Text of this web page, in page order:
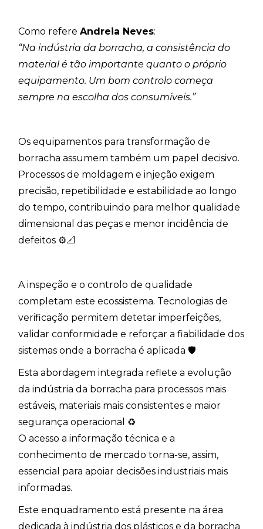
Como refereAndreia Neves:
“Na indústria da borracha, a consistência do
material é tão importante quanto o próprio
equipamento. Um bom controlo começa
sempre na escolha dos consumíveis.”
Os equipamentos para transformação de
borracha assumem também um papel decisivo.
Processos de moldagem e injeção exigem
precisão, repetibilidade e estabilidade ao longo
do tempo, contribuindo para melhor qualidade
dimensional das peças e menor incidência de
defeitos ⚙️📐
A inspeção e o controlo de qualidade
completam este ecossistema. Tecnologias de
verificação permitem detetar imperfeições,
validar conformidade e reforçar a fiabilidade dos
sistemas onde a borracha é aplicada 🛡️
Esta abordagem integrada reflete a evolução
da indústria da borracha para processos mais
estáveis, materiais mais consistentes e maior
segurança operacional ♻️
O acesso a informação técnica e a
conhecimento de mercado torna-se, assim,
essencial para apoiar decisões industriais mais
informadas.
Este enquadramento está presente na área
dedicada à indústria dos plásticos e da borracha